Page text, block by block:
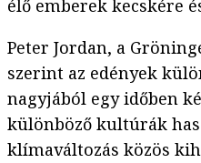
élő emberek kecskére
Peter Jordan, a
szerint az edények
nagyjából egy időben
különböző kultúrák
klímaváltozás közös